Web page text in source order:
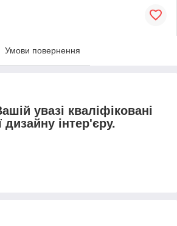
Умови повернення
увазі кваліфіковані
дизайну інтер'єру.